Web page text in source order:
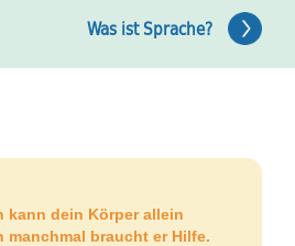
Was ist Sprache?
kann dein Körper allein
manchmal braucht er Hilfe.